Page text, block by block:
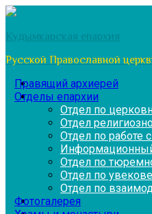
Перейти
содержимому
Кудымкарская епархия
Русской Православной
Правящий архиерей
Отделы епархии
Отдел по
Отдел
Отдел по
Отдел по
Отдел по
Отдел по
Фотогалерея